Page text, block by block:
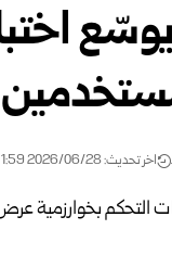
اخر تحديث: 2026/06/28 1:59 مساءً